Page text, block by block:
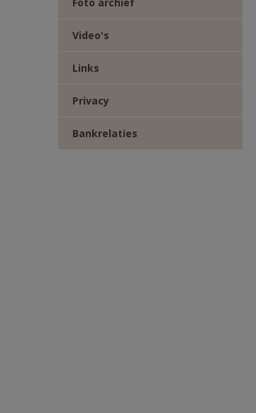
Video's
Links
Privacy
Bankrelaties